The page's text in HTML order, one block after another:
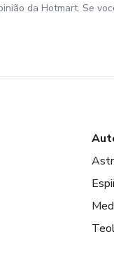
da Hotmart. Se